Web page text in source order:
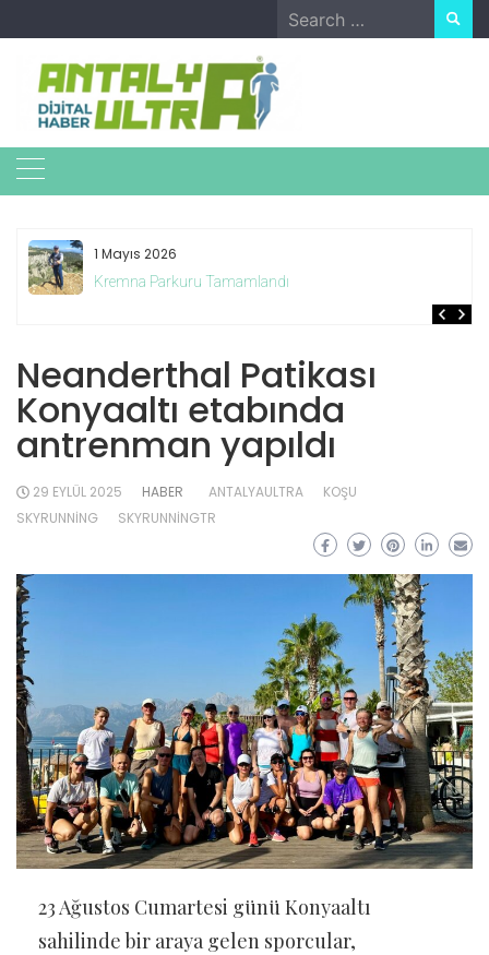
to
content
Search
for:
1 Mayıs 2026
Kremna Parkuru Tamamlandı
Neanderthal Patikası
Konyaaltı etabında
antrenman yapıldı
29 EYLÜL 2025 HABER ANTALYAULTRA
KOŞU
SKYRUNNING
SKYRUNNINGTR
23 Ağustos Cumartesi günü Konyaaltı
sahilinde bir araya gelen sporcular,